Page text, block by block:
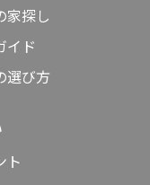
家探し
イド
選び方
ト